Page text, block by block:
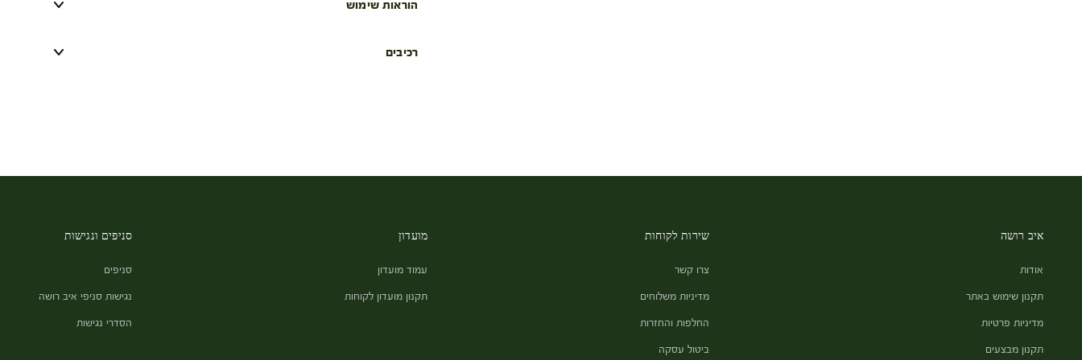
הוראות שימוש
רכיבים
איב רושה
אודות
תקנון שימוש באתר
מדיניות פרטיות
תקנון מבצעים
שירות לקוחות
צרו קשר
מדיניות משלוחים
החלפות והחזרות
ביטול עסקה
מועדון
עמוד מועדון
תקנון מועדון לקוחות
סניפים ונגישות
סניפים
נגישות סניפי איב רושה
הסדרי נגישות